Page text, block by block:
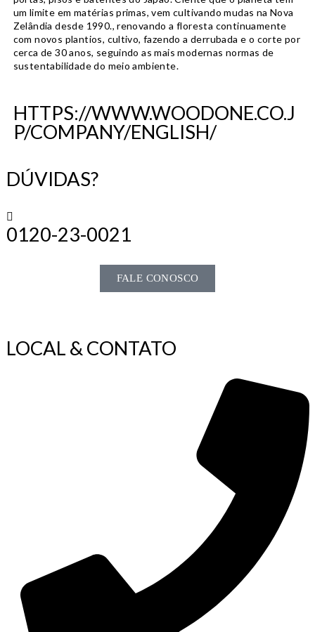
um limite em matérias primas, vem cultivando mudas na Nova
Zelândia desde 1990., renovando a floresta continuamente
com novos plantios, cultivo, fazendo a derrubada e o corte por
cerca de 30 anos, seguindo as mais modernas normas de
sustentabilidade do meio ambiente.
HTTPS://WWW.WOODONE.CO.J
P/COMPANY/ENGLISH/
DÚVIDAS?
0120-23-0021
FALE CONOSCO
LOCAL & CONTATO